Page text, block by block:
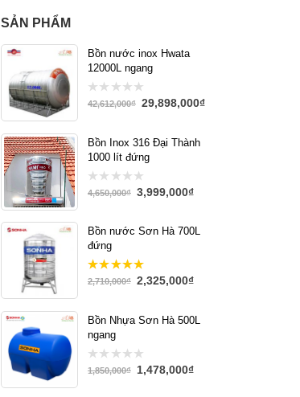
SẢN PHẨM
Bồn nước inox Hwata
12000L ngang
0
42,612,000₫ 29,898,000₫
Bồn Inox 316 Đại Thành
1000 lít đứng
0
4,650,000₫ 3,999,000₫
Bồn nước Sơn Hà 700L
đứng
5.00out
2,710,000₫ 2,325,000₫
Bồn Nhựa Sơn Hà 500L
ngang
0
1,850,000₫ 1,478,000₫